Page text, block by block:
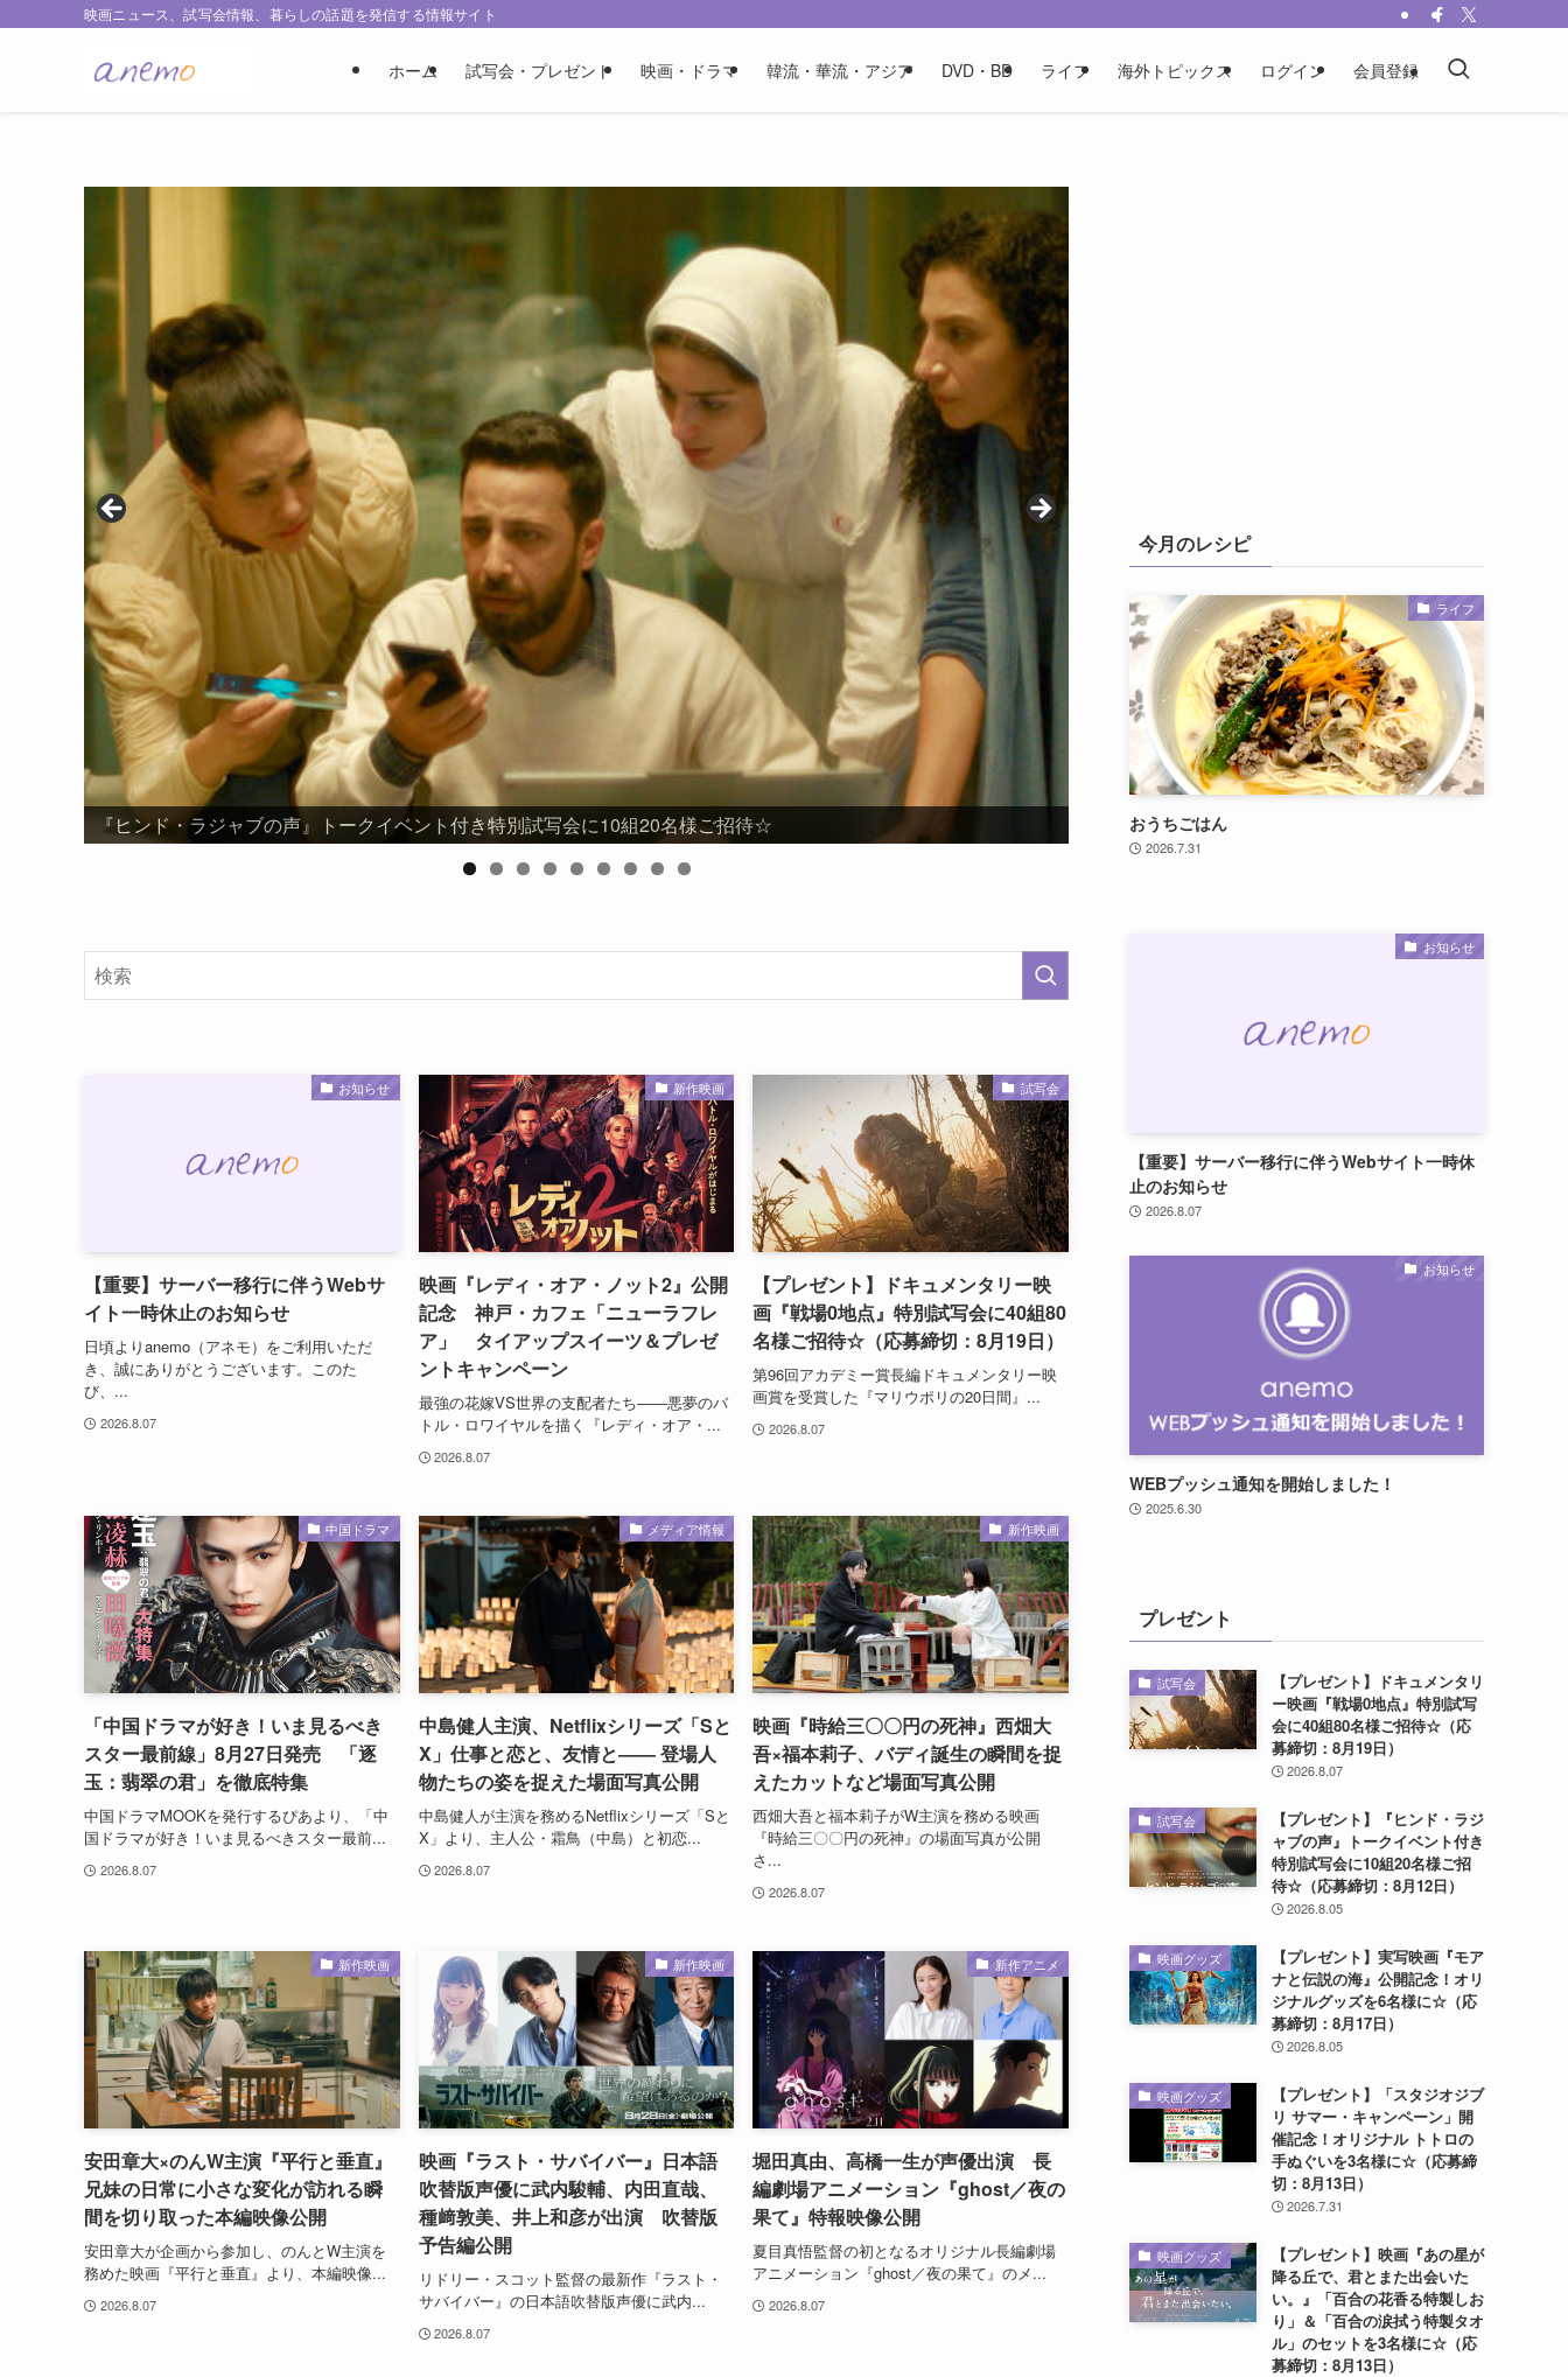
映画ニュース、試写会情報、暮らしの話題を発信する情報サイト
ホーム 試写会・プレゼント 映画・ドラマ 韓流・華流・アジア DVD・BD ライフ 海外トピックス ログイン 会員登録
『ヒンド・ラジャブの声』トークイベント付き特別試写会に10組20名様ご招待☆ 実写映画『モアナと伝説の海』公開記念！オリジナルグ
お知らせ
【重要】サーバー移行に伴うWebサ
イト一時休止のお知らせ
日頃よりanemo（アネモ）をご利用いただ
き、誠にありがとうございます。このた
び、...
2026.8.07
新作映画
映画『レディ・オア・ノット2』公開
記念 神戸・カフェ「ニューラフレ
ア」 タイアップスイーツ＆プレゼ
ントキャンペーン
最強の花嫁VS世界の支配者たち――悪夢のバ
トル・ロワイヤルを描く『レディ・オア・...
2026.8.07
試写会
【プレゼント】ドキュメンタリー映
画『戦場0地点』特別試写会に40組80
名様ご招待☆（応募締切：8月19日）
第96回アカデミー賞長編ドキュメンタリー映
画賞を受賞した『マリウポリの20日間』...
2026.8.07
中国ドラマ
「中国ドラマが好き！いま見るべき
スター最前線」8月27日発売 「逐
玉：翡翠の君」を徹底特集
中国ドラマMOOKを発行するぴあより、「中
国ドラマが好き！いま見るべきスター最前...
2026.8.07
メディア情報
中島健人主演、Netflixシリーズ「Sと
X」仕事と恋と、友情と―― 登場人
物たちの姿を捉えた場面写真公開
中島健人が主演を務めるNetflixシリーズ「Sと
X」より、主人公・霜鳥（中島）と初恋...
2026.8.07
新作映画
映画『時給三〇〇円の死神』西畑大
吾×福本莉子、バディ誕生の瞬間を捉
えたカットなど場面写真公開
西畑大吾と福本莉子がW主演を務める映画
『時給三〇〇円の死神』の場面写真が公開
さ...
2026.8.07
新作映画
安田章大×のんW主演『平行と垂直』
兄妹の日常に小さな変化が訪れる瞬
間を切り取った本編映像公開
安田章大が企画から参加し、のんとW主演を
務めた映画『平行と垂直』より、本編映像...
2026.8.07
新作映画
映画『ラスト・サバイバー』日本語
吹替版声優に武内駿輔、内田直哉、
種﨑敦美、井上和彦が出演 吹替版
予告編公開
リドリー・スコット監督の最新作『ラスト・
サバイバー』の日本語吹替版声優に武内...
2026.8.07
新作アニメ
堀田真由、高橋一生が声優出演 長
編劇場アニメーション『ghost／夜の
果て』特報映像公開
夏目真悟監督の初となるオリジナル長編劇場
アニメーション『ghost／夜の果て』のメ...
2026.8.07
今月のレシピ
ライフ
おうちごはん
2026.7.31
お知らせ
【重要】サーバー移行に伴うWebサイト一時休
止のお知らせ
2026.8.07
お知らせ
WEBプッシュ通知を開始しました！
2025.6.30
プレゼント
試写会
【プレゼント】ドキュメンタリ
ー映画『戦場0地点』特別試写
会に40組80名様ご招待☆（応
募締切：8月19日）
2026.8.07
試写会
【プレゼント】『ヒンド・ラジ
ャブの声』トークイベント付き
特別試写会に10組20名様ご招
待☆（応募締切：8月12日）
2026.8.05
映画グッズ
【プレゼント】実写映画『モア
ナと伝説の海』公開記念！オリ
ジナルグッズを6名様に☆（応
募締切：8月17日）
2026.8.05
映画グッズ
【プレゼント】「スタジオジブ
リ サマー・キャンペーン」開
催記念！オリジナル トトロの
手ぬぐいを3名様に☆（応募締
切：8月13日）
2026.7.31
映画グッズ
【プレゼント】映画『あの星が
降る丘で、君とまた出会いた
い。』「百合の花香る特製しお
り」＆「百合の涙拭う特製タオ
ル」のセットを3名様に☆（応
募締切：8月13日）